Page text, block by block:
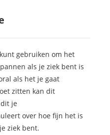
gebruiken om het
als je ziek bent is
als het je gaat
zitten kan dit
je
over hoe fijn het is
ziek bent.